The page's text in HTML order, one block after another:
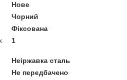
Нове
Чорний
Фіксована
1
Неіржавка сталь
Не передбачено